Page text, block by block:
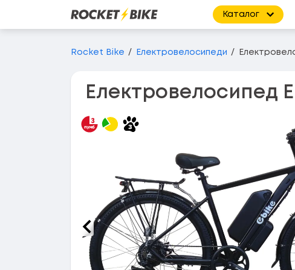
Каталог
Перейти до основного вмісту
Rocket Bike Електровелосипеди
Електровелосипед